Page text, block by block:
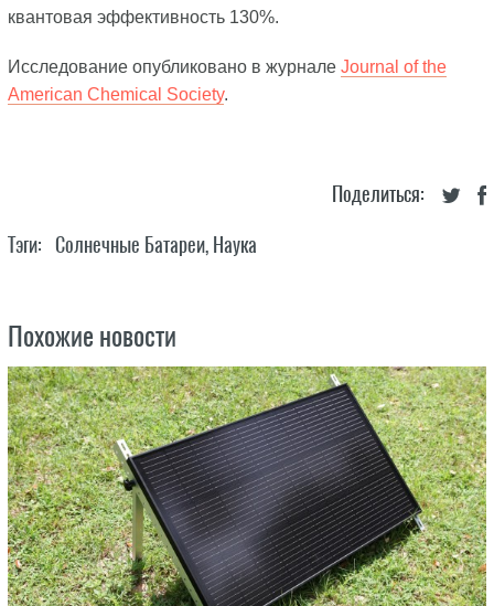
квантовая эффективность 130%.
Исследование опубликовано в журнале Journal of the
American Chemical Society.
Поделиться:
Тэги: Солнечные Батареи, Наука
Похожие новости